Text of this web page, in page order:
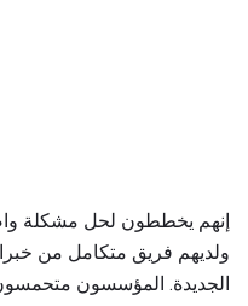
إنهم يخططون لحل مشكلة
ولديهم فريق متكامل من
الجديدة. المؤسسون